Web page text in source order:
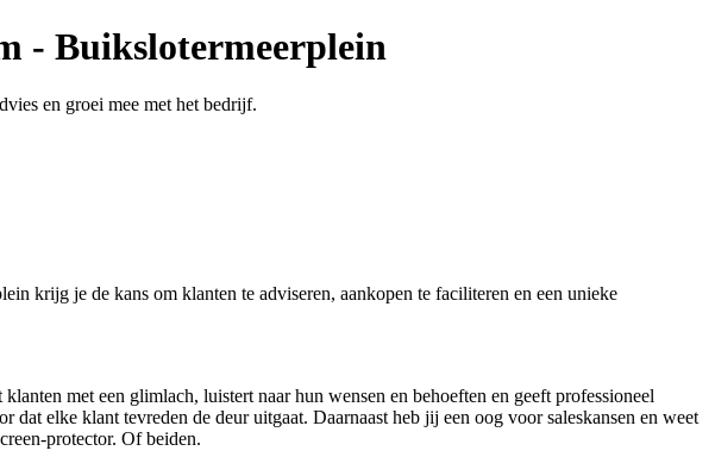
- Buikslotermeerplein
en groei mee met het bedrijf.
krijg je de kans om klanten te adviseren, aankopen te faciliteren en een unieke
met een glimlach, luistert naar hun wensen en behoeften en geeft professioneel
elke klant tevreden de deur uitgaat. Daarnaast heb jij een oog voor saleskansen en weet
protector. Of beiden.